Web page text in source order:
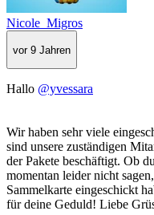
Nicole_Migros
vor 9 Jahren
Hallo @yvessara
Wir haben sehr viele
sind unsere zuständigen
der Pakete beschäftigt. Ob
momentan leider nicht
Sammelkarte eingeschickt
für deine Geduld! Liebe